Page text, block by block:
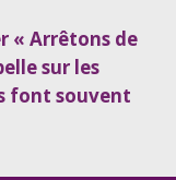
« Arrêtons de
sur les
font souvent